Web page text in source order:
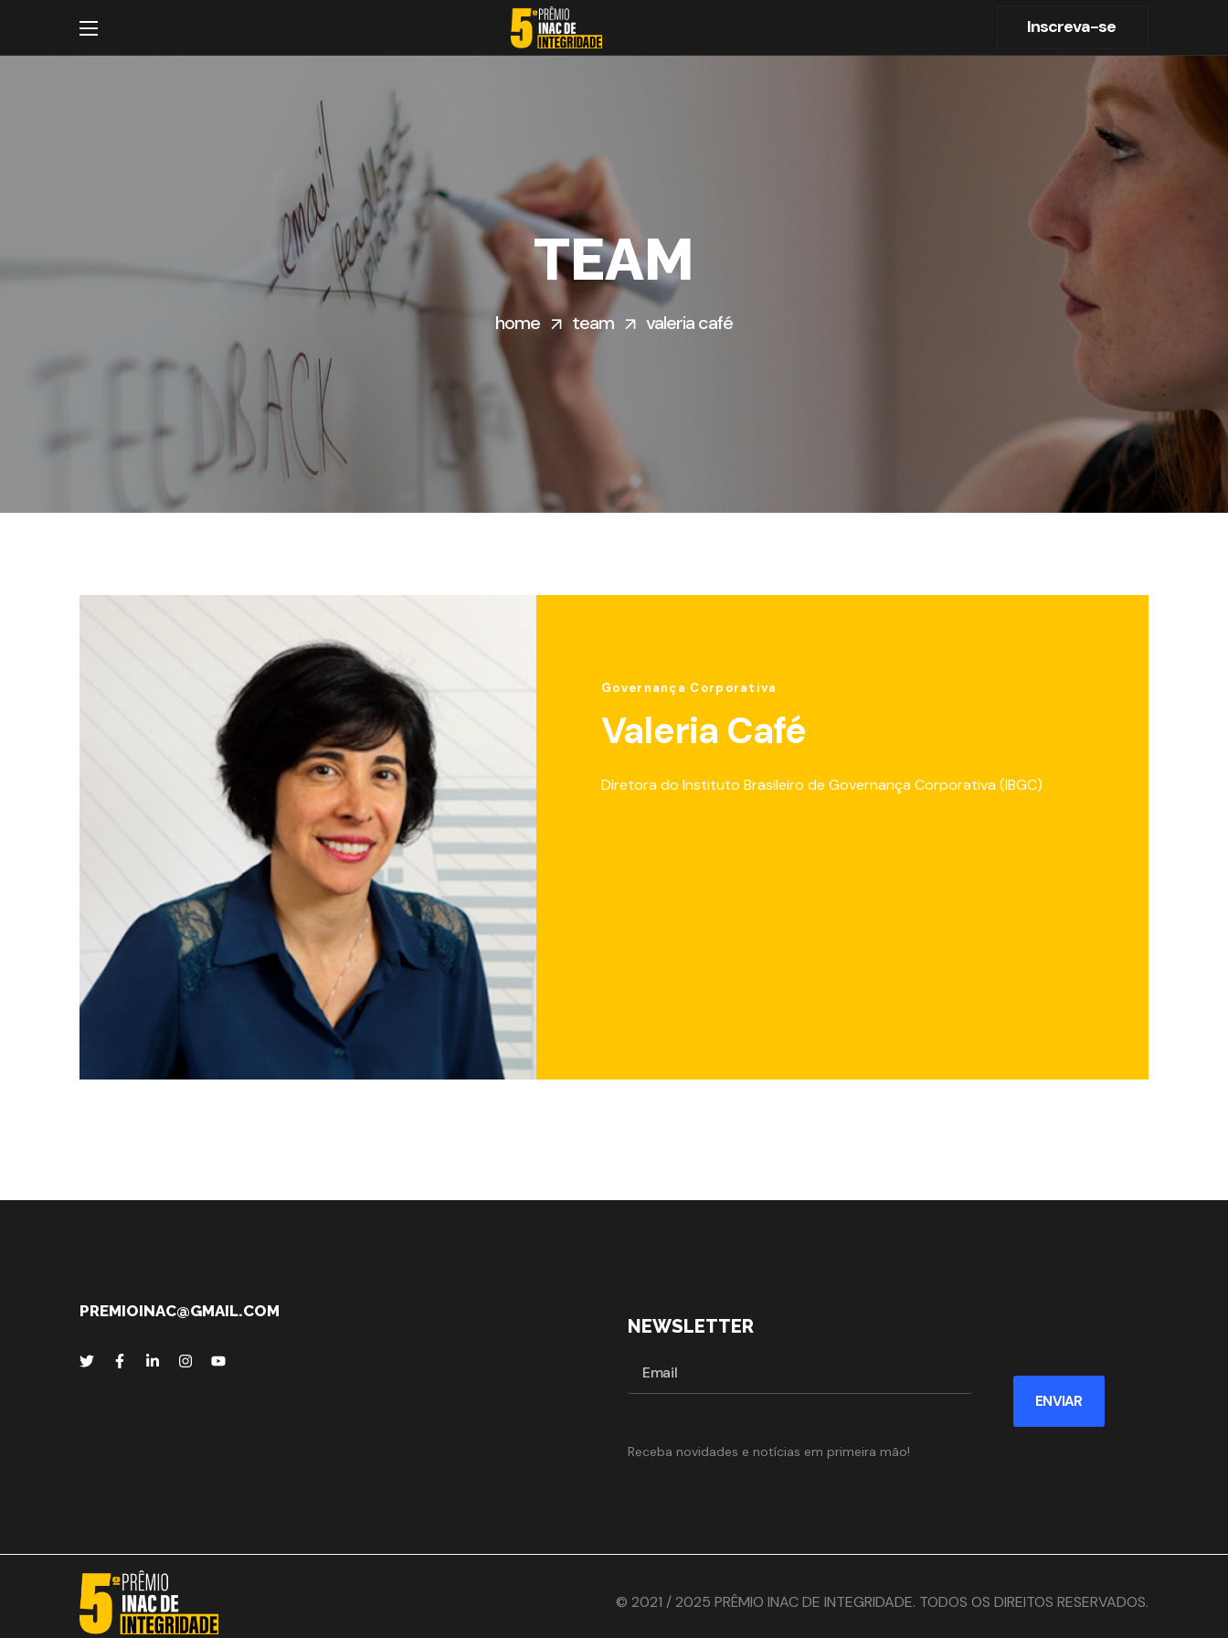
Inscreva-se
TEAM
home team valeria café
Governança Corporativa
Valeria Café
Diretora do Instituto Brasileiro de Governança Corporativa (IBGC)
PREMIOINAC@GMAIL.COM
NEWSLETTER
ENVIAR
Receba novidades e notícias em primeira mão!
© 2021 / 2025 PRÊMIO INAC DE INTEGRIDADE. TODOS OS DIREITOS RESERVADOS.